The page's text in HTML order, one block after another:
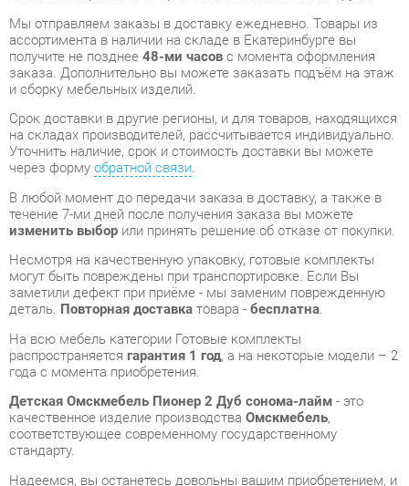
и сборку мебельных изделий.
Срок доставки в другие регионы, и для товаров, находящихся
на складах производителей, рассчитывается индивидуально.
Уточнить наличие, срок и стоимость доставки вы можете
через формуобратной связи.
В любой момент до передачи заказа в доставку, а также в
течение 7-ми дней после получения заказа вы можете
изменить выборили принять решение об отказе от покупки.
могут быть повреждены при транспортировке. Если Вы
заметили дефект при приёме - мы заменим поврежденную
деталь.Повторная доставкатовара -бесплатна.
На всю мебель категории Готовые комплекты
распространяетсягарантия 1 год, а на некоторые модели – 2
года с момента приобретения.
качественное изделие производстваОмскмебель
соответствующее современному государственному
стандарту.
Надеемся, вы останетесь довольны вашим приобретением, и
будем рады, если вы оставите отзыв об опыте его
использования, который поможет сориентироваться нашим
будущим покупателям.
Кроме формы обратной связиполучить развёрнутую